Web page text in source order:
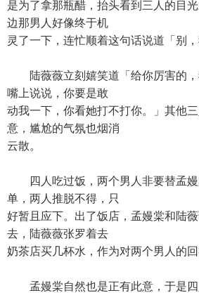
是为了拿那瓶醋，抬头看到三人的目
边那男人好像终于机
灵了一下，连忙顺着这句话说道「别，
陆薇薇立刻嬉笑道「给你厉害的，
嘴上说说，你要是敢
动我一下，你看她打不打你。」其他
意，尴尬的气氛也烟消
云散。
四人吃过饭，两个男人非要替孟嫚
单，两人推脱不得，只
好暂且应下。出了饭店，孟嫚棠和陆
去，陆薇薇张罗着去
奶茶店买几杯水，作为对两个男人的回
孟嫚棠自然也是正有此意，于是四